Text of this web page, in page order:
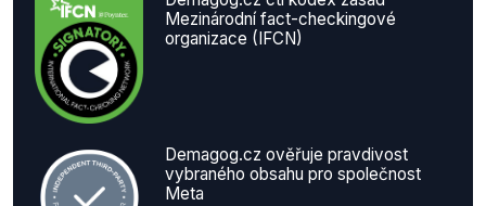
Mezinárodní fact-checkingové
organizace (IFCN)
Demagog.cz ověřuje pravdivost
vybraného obsahu pro společnost
Meta